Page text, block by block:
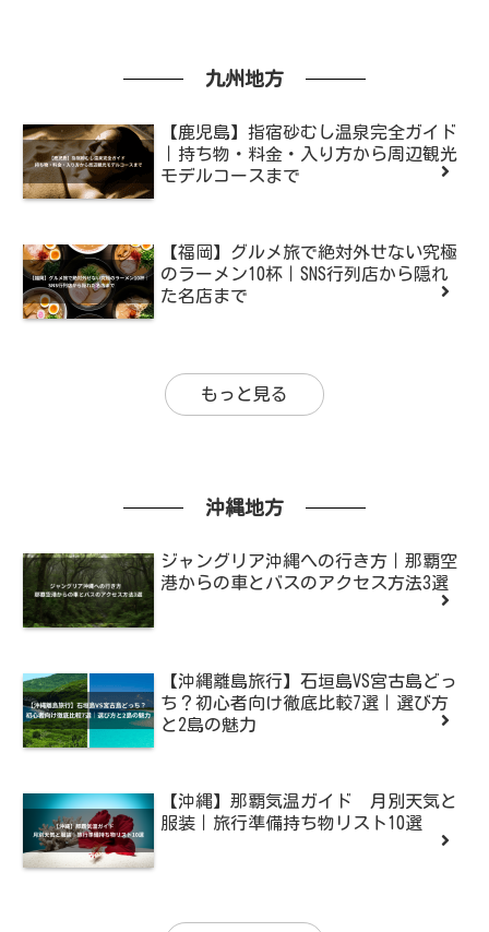
九州地方
【鹿児島】指宿砂むし温泉完全ガイド
｜持ち物・料金・入り方から周辺観光
モデルコースまで
【福岡】グルメ旅で絶対外せない究極
のラーメン10杯｜SNS行列店から隠れ
た名店まで
もっと見る
沖縄地方
ジャングリア沖縄への行き方｜那覇空
港からの車とバスのアクセス方法3選
【沖縄離島旅行】石垣島VS宮古島どっ
ち？初心者向け徹底比較7選｜選び方
と2島の魅力
【沖縄】那覇気温ガイド 月別天気と
服装｜旅行準備持ち物リスト10選